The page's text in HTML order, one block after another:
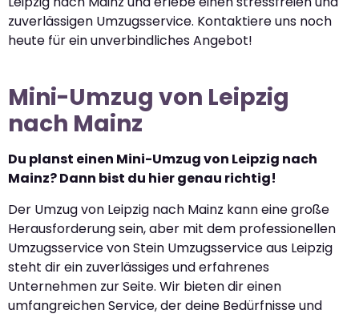
zuverlässigen Umzugsservice. Kontaktiere uns noch
heute für ein unverbindliches Angebot!
Mini-Umzug von Leipzig
nach Mainz
Du planst einen Mini-Umzug von Leipzig nach
Mainz? Dann bist du hier genau richtig!
Der Umzug von Leipzig nach Mainz kann eine große
Herausforderung sein, aber mit dem professionellen
Umzugsservice von Stein Umzugsservice aus Leipzig
steht dir ein zuverlässiges und erfahrenes
Unternehmen zur Seite. Wir bieten dir einen
umfangreichen Service, der deine Bedürfnisse und